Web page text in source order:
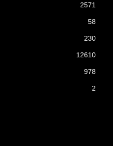
2571
58
230
12610
978
2